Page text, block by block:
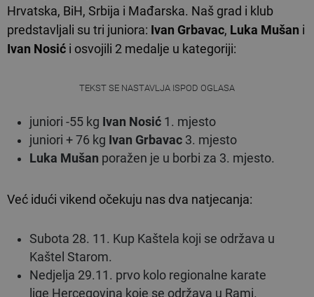
Hrvatska, BiH, Srbija i Mađarska. Naš grad i klub
predstavljali su tri juniora: Ivan Grbavac, Luka Mušan i
Ivan Nosić i osvojili 2 medalje u kategoriji:
TEKST SE NASTAVLJA ISPOD OGLASA
juniori -55 kg Ivan Nosić 1. mjesto
juniori + 76 kg Ivan Grbavac 3. mjesto
Luka Mušan poražen je u borbi za 3. mjesto.
Već idući vikend očekuju nas dva natjecanja:
Subota 28. 11. Kup Kaštela koji se održava u
Kaštel Starom.
Nedjelja 29.11. prvo kolo regionalne karate
lige Hercegovina koje se održava u Rami.